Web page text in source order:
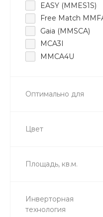
EASY (MMES1S)
Free Match
Gaia (MMSCA)
MCA3I
MMCA4U
MTIU multi
MTIU-P(GA)
Оптимально для
Цвет
Площадь, кв.м.
Инверторная
технология